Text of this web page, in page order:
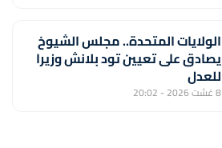
الولايات المتحدة.. مجلس الشيوخ
يصادق على تعيين تود بلانش وزيرا
للعدل
8 غشت 2026 - 20:02